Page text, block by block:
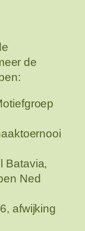
de
Batavia,
Ned
afwijking